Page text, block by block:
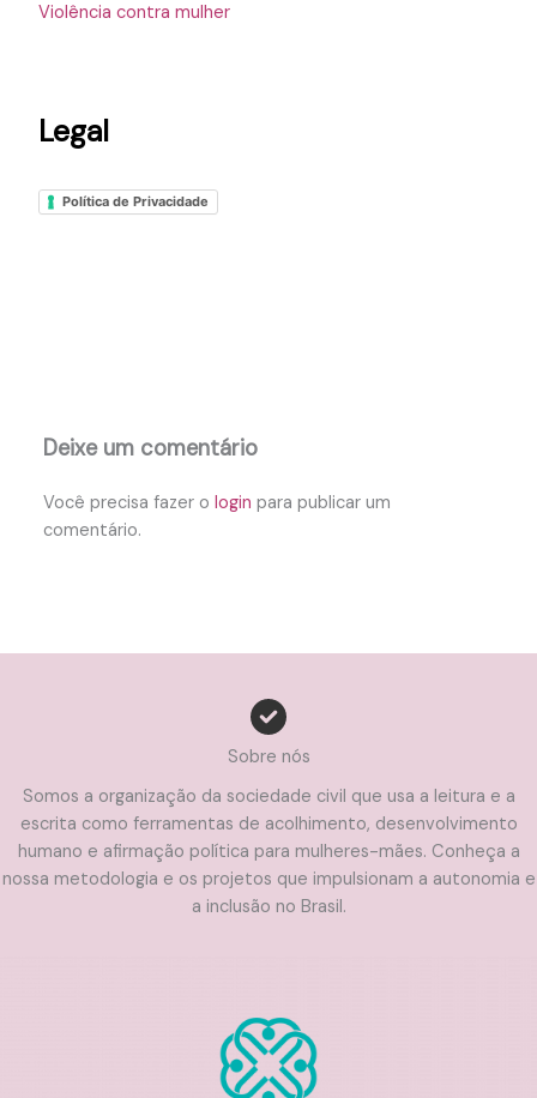
Violência contra mulher
Legal
Política de Privacidade
Deixe um comentário
Você precisa fazer ologin para publicar um
comentário.
Sobre nós
Somos a organização da sociedade civil que usa a leitura e a
escrita como ferramentas de acolhimento, desenvolvimento
humano e afirmação política para mulheres-mães. Conheça a
nossa metodologia e os projetos que impulsionam a autonomia e
a inclusão no Brasil.